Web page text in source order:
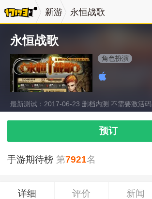
新游 永恒战歌
永恒战歌
角色扮演
最新测试：2017-06-23 删档内测 不需要激活码
预订
手游期待榜 第7921名
详细 评价 新闻